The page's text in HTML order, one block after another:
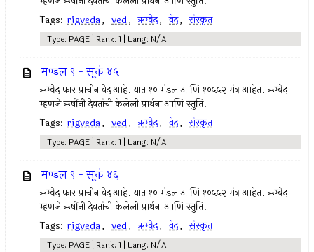
Tags: rigveda, ved, ऋग्वेद, वेद, संस्कृत
Type: PAGE | Rank: 1 | Lang: N/A
मण्डल ९ - सूक्तं ४५
ऋग्वेद फार प्राचीन वेद आहे. यात १० मंडल आणि १०५५२ मंत्र आहेत. ऋग्वेद
म्हणजे ऋषींनी देवतांची केलेली प्रार्थना आणि स्तुति.
Tags: rigveda, ved, ऋग्वेद, वेद, संस्कृत
Type: PAGE | Rank: 1 | Lang: N/A
मण्डल ९ - सूक्तं ४६
ऋग्वेद फार प्राचीन वेद आहे. यात १० मंडल आणि १०५५२ मंत्र आहेत. ऋग्वेद
म्हणजे ऋषींनी देवतांची केलेली प्रार्थना आणि स्तुति.
Tags: rigveda, ved, ऋग्वेद, वेद, संस्कृत
Type: PAGE | Rank: 1 | Lang: N/A